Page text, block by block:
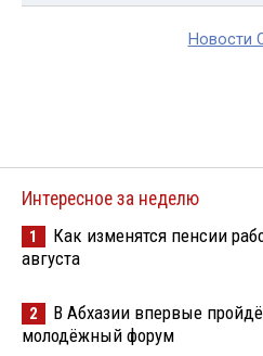
Новости
Интересное за неделю
1
Как изменятся пенсии
августа
2
В Абхазии впервые
молодёжный форум